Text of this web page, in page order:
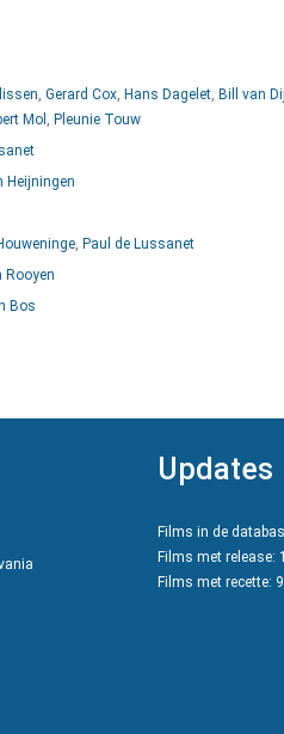
, Gerard Cox, Hans Dagelet, Bill van
Mol , Pleunie Touw
Heijningen
, Paul de Lussanet
Rooyen
Bos
Updates
Films in de
Films met release:
Films met recette: